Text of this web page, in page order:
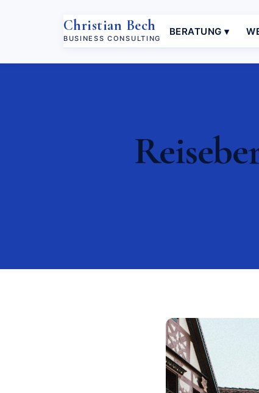
Christian Bech
BUSINESS CONSULTING
BERATUNG ▾